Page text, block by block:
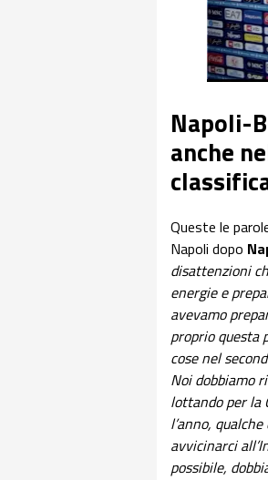
Napoli-
anche
Queste le
Napoli dopo
disattenzioni
energie e
avevamo
proprio questa
cose nel
Noi dobbiamo
lottando per la
l’anno,
avvicinarci
possibile,